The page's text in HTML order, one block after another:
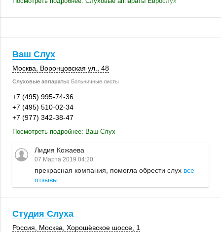
Ваш Слух
Москва , Воронцовская ул., 48
Слуховые аппараты: Больничные листы
+7 (495) 995-74-36
+7 (495) 510-02-34
+7 (977) 342-38-47
Посмотреть подробнее: Ваш Слух
Лидия Кожаева
07 Марта 2019 04:20
прекрасная компания, помогла обрести слух все
отзывы
Студия Слуха
Россия Москва , Хорошёвское шоссе, 1